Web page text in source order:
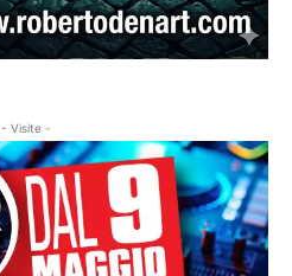
- Visite -